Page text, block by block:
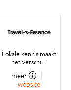
Lokale kennis maakt
het verschil...
meer
website